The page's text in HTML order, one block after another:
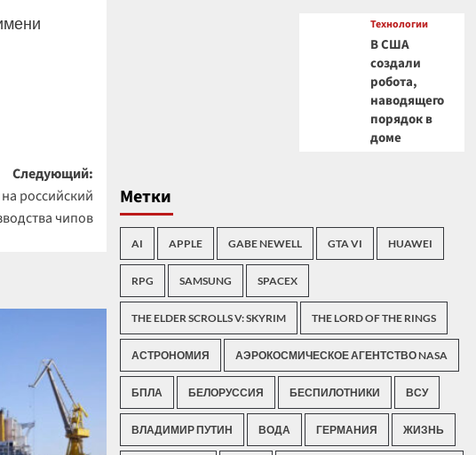
Следующий:
российский
чипов
Технологии
В США
создали
робота,
наводящего
порядок в
доме
Метки
AI APPLE GABE NEWELL GTA VI HUAWEI
RPG SAMSUNG SPACEX
THE ELDER SCROLLS V: SKYRIM THE LORD OF THE RINGS
АСТРОНОМИЯ АЭРОКОСМИЧЕСКОЕ АГЕНТСТВО NASA
БПЛА БЕЛОРУССИЯ БЕСПИЛОТНИКИ ВСУ
ВЛАДИМИР ПУТИН ВОДА ГЕРМАНИЯ ЖИЗНЬ